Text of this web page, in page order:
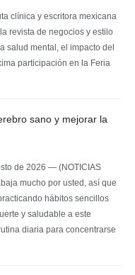
clínica y escritora mexicana
revista de negocios y estilo
salud mental, el impacto del
participación en la Feria
sano y mejorar la
de 2026 — (NOTICIAS
mucho por usted, así que
hábitos sencillos
y saludable a este
diaria para concentrarse